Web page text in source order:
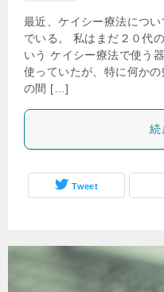
最近、ケイシー療法につ
でいる。 私はまだ２０代
いう ケイシー療法で使う
使っていたが、特に何か
の間 […]
続
Tweet